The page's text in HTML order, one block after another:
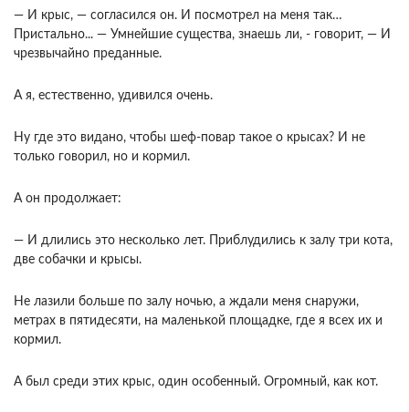
— И крыс, — согласился он. И посмотрел на меня так…
Пристально... — Умнейшие существа, знаешь ли, - говорит, — И
чрезвычайно преданные.
А я, естественно, удивился очень.
Ну где это видано, чтобы шеф-повар такое о крысах? И не
только говорил, но и кормил.
А он продолжает:
— И длились это несколько лет. Приблудились к залу три кота,
две собачки и крысы.
Не лазили больше по залу ночью, а ждали меня снаружи,
метрах в пятидесяти, на маленькой площадке, где я всех их и
кормил.
А был среди этих крыс, один особенный. Огромный, как кот.